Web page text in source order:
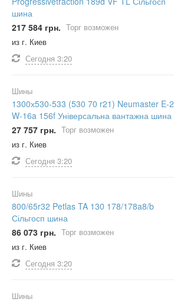
шина
217 584 грн. Торг возможен
из г. Киев
Сегодня 3:20
Шины
1300х530-533 (530 70 r21) Neumaster E-2
W-16a 156f Універсальна вантажна шина
27 757 грн. Торг возможен
из г. Киев
Сегодня 3:20
Шины
800/65r32 Petlas TA 130 178/178a8/b
Сільгосп шина
86 073 грн. Торг возможен
из г. Киев
Сегодня 3:20
Шины